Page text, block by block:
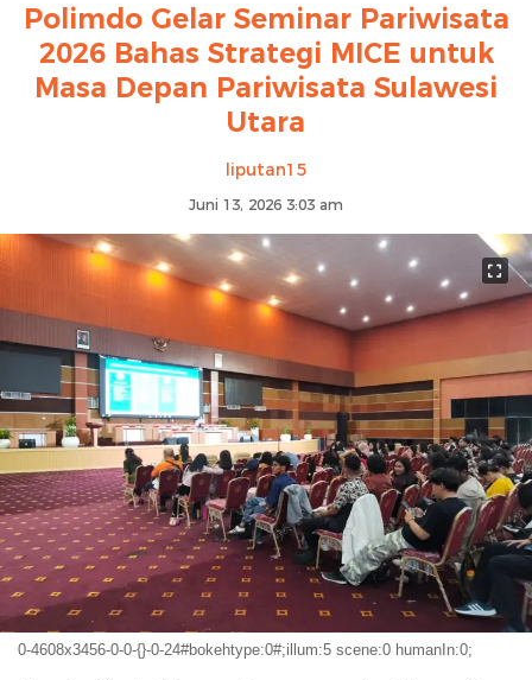
Polimdo Gelar Seminar Pariwisata
2026 Bahas Strategi MICE untuk
Masa Depan Pariwisata Sulawesi
Utara
liputan15
Juni 13, 2026 3:03 am
0-4608x3456-0-0-{}-0-24#bokehtype:0#;illum:5 scene:0 humanIn:0;